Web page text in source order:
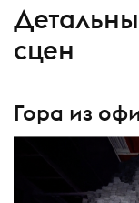
сцен
Гора из